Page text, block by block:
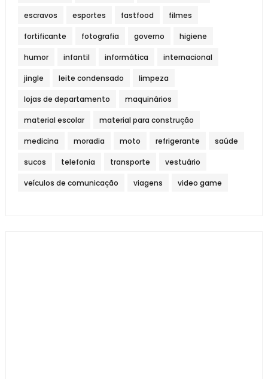
escravos esportes fastfood filmes
fortificante fotografia governo higiene
humor infantil informática internacional
jingle leite condensado limpeza
lojas de departamento maquinários
material escolar material para construção
medicina moradia moto refrigerante saúde
sucos telefonia transporte vestuário
veículos de comunicação viagens video game